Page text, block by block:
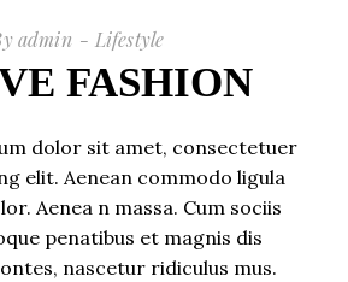
admin Lifestyle
FASHION
dolor sit amet, consectetuer
elit. Aenean commodo ligula
Aenea n massa. Cum sociis
penatibus et magnis dis
nascetur ridiculus mus.